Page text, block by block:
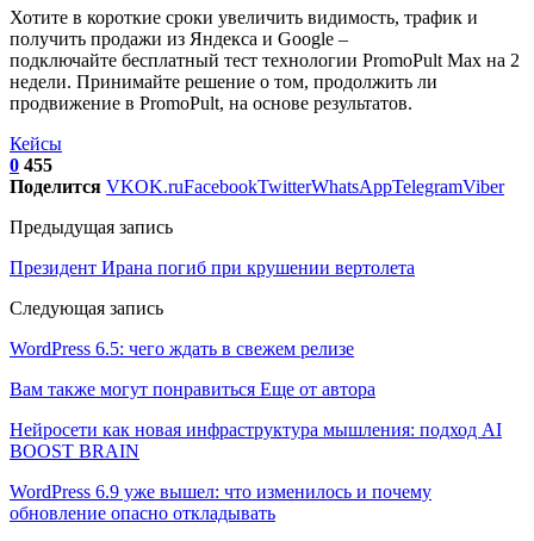
Хотите в короткие сроки увеличить видимость, трафик и
получить продажи из Яндекса и Google –
подключайте бесплатный тест технологии PromoPult Max на 2
недели. Принимайте решение о том, продолжить ли
продвижение в PromoPult, на основе результатов.
Кейсы
0 455
Поделится VKOK.ruFacebookTwitterWhatsAppTelegramViber
Предыдущая запись
Президент Ирана погиб при крушении вертолета
Следующая запись
WordPress 6.5: чего ждать в свежем релизе
Вам также могут понравиться Еще от автора
Нейросети как новая инфраструктура мышления: подход AI
BOOST BRAIN
WordPress 6.9 уже вышел: что изменилось и почему
обновление опасно откладывать